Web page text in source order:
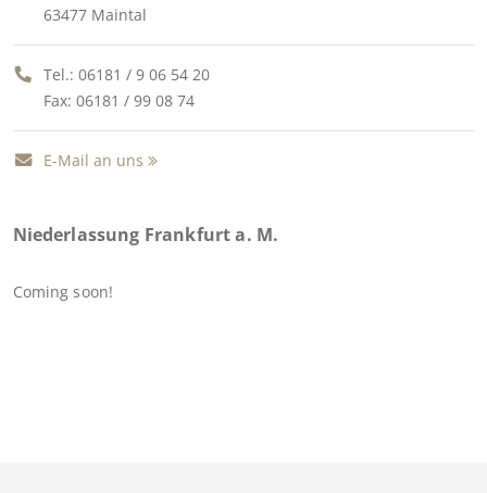
63477 Maintal
Tel.: 06181 / 9 06 54 20
Fax: 06181 / 99 08 74
E-Mail an uns
Niederlassung Frankfurt a. M.
Coming soon!